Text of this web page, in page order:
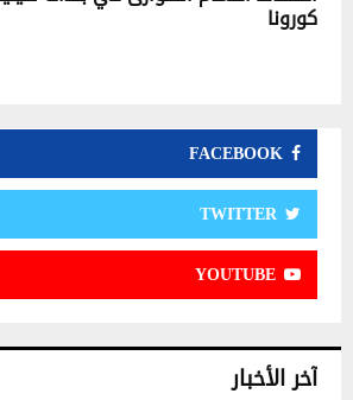
كورونا
FACEBOOK
TWITTER
YOUTUBE
آخر الأخبار